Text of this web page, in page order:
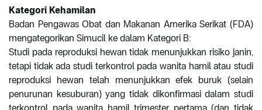
Kategori Kehamilan
Badan Pengawas Obat dan Makanan Amerika Serikat (FDA)
mengategorikan Simucil ke dalam Kategori B:
Studi pada reproduksi hewan tidak menunjukkan risiko janin,
tetapi tidak ada studi terkontrol pada wanita hamil atau studi
reproduksi hewan telah menunjukkan efek buruk (selain
penurunan kesuburan) yang tidak dikonfirmasi dalam studi